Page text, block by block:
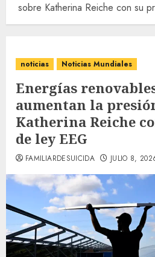
sobre Katherina Reiche con su
noticias Noticias Mundiales
Energías
aumentan la
Katherina Reiche
de ley EEG
FAMILIARDESUICIDA JULIO 8,